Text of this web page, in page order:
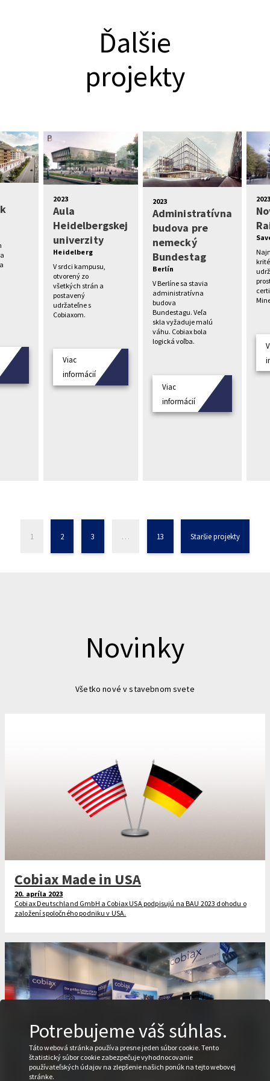
Ďalšie
projekty
2023
Aula
Heidelbergskej
univerzity
Heidelberg
V srdci kampusu,
otvorený zo
všetkých strán a
postavený
udržateľne s
Cobiaxom.
Viac
informácií
2023
Administratívna
budova pre
nemecký
Bundestag
Berlín
V Berlíne sa stavia
administratívna
budova
Bundestagu. Veľa
skla vyžaduje malú
váhu. Cobiax bola
logická voľba.
Viac
informácií
1 2 3 … 13 Staršie projekty
Novinky
Všetko nové v stavebnom svete
Cobiax Made in USA
20. apríla 2023
Cobiax Deutschland GmbH a Cobiax USA podpisujú na BAU 2023 dohodu o
založení spoločného podniku v USA.
Potrebujeme váš súhlas.
Táto webová stránka používa presne jeden súbor cookie. Tento
štatistický súbor cookie zabezpečuje vyhodnocovanie
používateľských údajov na zlepšenie našich ponúk na tejto webovej
stránke.